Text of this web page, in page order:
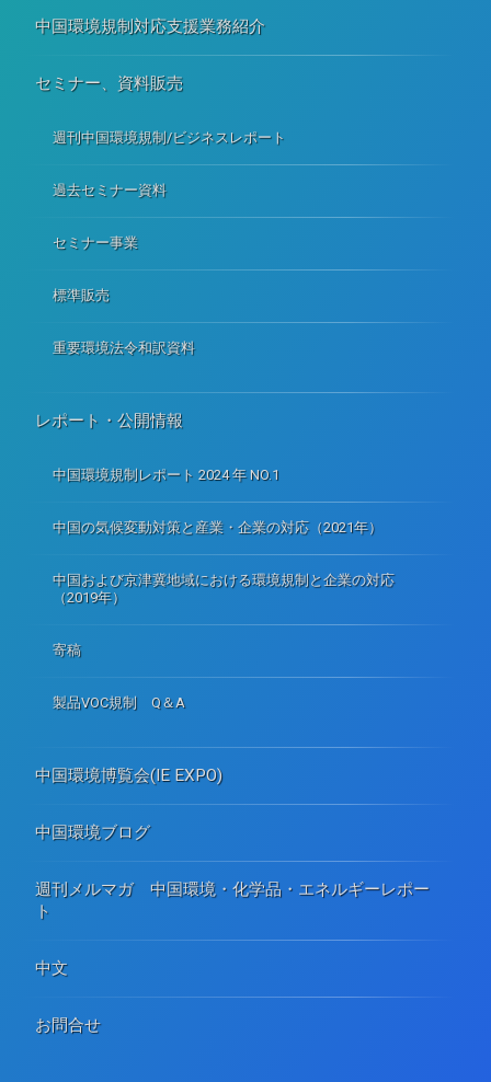
中国環境規制対応支援業務紹介
セミナー、資料販売
週刊中国環境規制/ビジネスレポート
過去セミナー資料
セミナー事業
標準販売
重要環境法令和訳資料
レポート・公開情報
中国環境規制レポート 2024 年 NO.1
中国の気候変動対策と産業・企業の対応（2021年）
中国および京津冀地域における環境規制と企業の対応
（2019年）
寄稿
製品VOC規制 Q＆A
中国環境博覧会(IE EXPO)
中国環境ブログ
週刊メルマガ 中国環境・化学品・エネルギーレポー
ト
中文
お問合せ